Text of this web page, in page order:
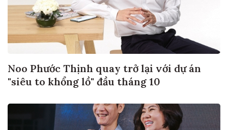
Noo Phước Thịnh quay trở lại với dự án
"siêu to khổng lồ" đầu tháng 10